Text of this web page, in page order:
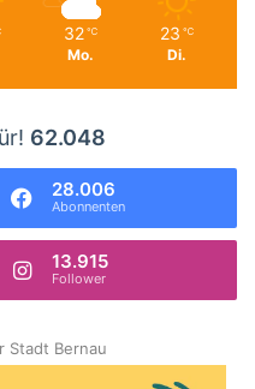
32 ℃
Mo.
23 ℃
Di.
62.048
28.006
Abonnenten
13.915
Follower
Stadt Bernau